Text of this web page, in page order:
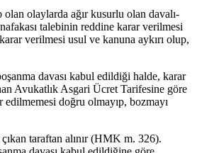
olan olaylarda ağır kusurlu olan davalı-
talebinin reddine karar verilmesi
verilmesi usul ve kanuna aykırı olup,
davası kabul edildiği halde, karar
Avukatlık Asgari Ücret Tarifesine göre
doğru olmayıp, bozmayı
taraftan alınır (HMK m. 326).